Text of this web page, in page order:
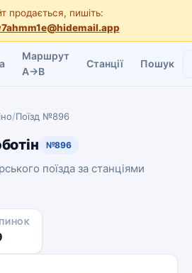
продається, пишіть:
Маршрут
A→B
Станції Пошук
/Поїзд №896
№896
поїзда за станціями